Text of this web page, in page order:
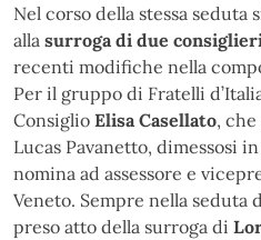
Nel corso della stessa seduta
alla surroga di due
recenti modifiche nella
Per il gruppo di Fratelli
Consiglio Elisa Casellato, che
Lucas Pavanetto, dimessosi
nomina ad assessore e
Veneto. Sempre nella seduta
preso atto della surroga di